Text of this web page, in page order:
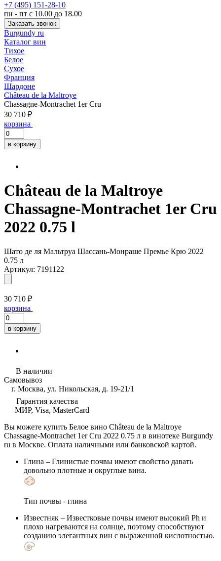
+7 (495) 151-28-10
пн - пт с 10.00 до 18.00
Заказать звонок
Burgundy ru
Каталог вин
Тихое
Белое
Сухое
Франция
Шардоне
Château de la Maltroye
Chassagne-Montrachet 1er Cru
30 710 ₽
корзина
в корзину
Château de la Maltroye
Chassagne-Montrachet 1er Cru
2022 0.75 l
Шато де ля Мальтруа Шассань-Монраше Премье Крю 2022
0.75 л
Артикул: 7191122
30 710 ₽
корзина
в корзину
В наличии
Самовывоз
г. Москва, ул. Никольская, д. 19-21/1
Гарантия качества
МИР, Visa, MasterCard
Вы можете купить Белое вино Château de la Maltroye
Chassagne-Montrachet 1er Cru 2022 0.75 л в винотеке Burgundy
ru в Москве. Оплата наличными или банковской картой.
Глина – Глинистые почвы имеют свойство давать
довольно плотные и округлые вина.
Тип почвы - глина
Известняк – Известковые почвы имеют высокий Ph и
плохо нагреваются на солнце, поэтому способствуют
созданию элегантных вин с выраженной кислотностью.